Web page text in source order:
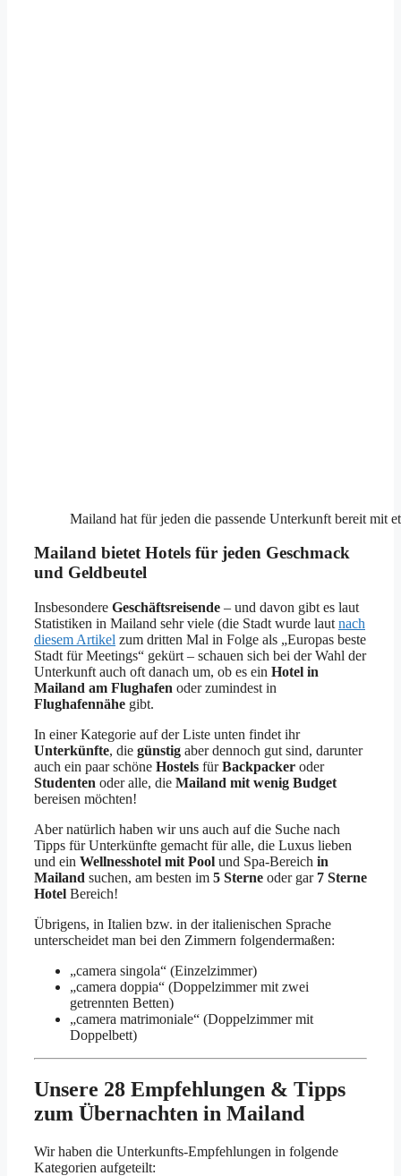
Mailand hat für jeden die passende Unterkunft bereit mit
Mailand bietet Hotels für jeden Geschmack
und Geldbeutel
Insbesondere Geschäftsreisende – und davon gibt es laut
Statistiken in Mailand sehr viele (die Stadt wurde laut nach
diesem Artikel zum dritten Mal in Folge als „Europas beste
Stadt für Meetings“ gekürt – schauen sich bei der Wahl der
Unterkunft auch oft danach um, ob es ein Hotel in
Mailand am Flughafen oder zumindest in
Flughafennähe gibt.
In einer Kategorie auf der Liste unten findet ihr
Unterkünfte, die günstig aber dennoch gut sind, darunter
auch ein paar schöne Hostels fürBackpacker oder
Studenten oder alle, die Mailand mit wenig Budget
bereisen möchten!
Aber natürlich haben wir uns auch auf die Suche nach
Tipps für Unterkünfte gemacht für alle, die Luxus lieben
und ein Wellnesshotel mit Pool und Spa-Bereich in
Mailand suchen, am besten im 5 Sterne oder gar 7 Sterne
Hotel Bereich!
Übrigens, in Italien bzw. in der italienischen Sprache
unterscheidet man bei den Zimmern folgendermaßen:
„camera singola“ (Einzelzimmer)
„camera doppia“ (Doppelzimmer mit zwei
getrennten Betten)
„camera matrimoniale“ (Doppelzimmer mit
Doppelbett)
Unsere 28 Empfehlungen & Tipps
zum Übernachten in Mailand
Wir haben die Unterkunfts-Empfehlungen in folgende
Kategorien aufgeteilt: